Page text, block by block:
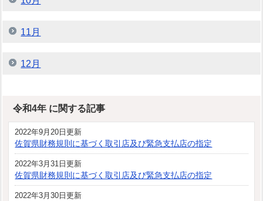
11月
12月
令和4年 に関する記事
2022年9月20日更新
佐賀県財務規則に基づく取引店及び緊急支払店の指定
2022年3月31日更新
佐賀県財務規則に基づく取引店及び緊急支払店の指定
2022年3月30日更新